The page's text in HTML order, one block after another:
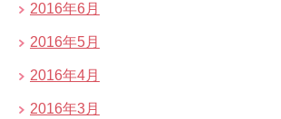
2016年6月
2016年5月
2016年4月
2016年3月